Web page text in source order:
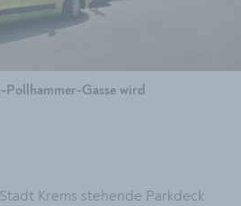
Gasse wird
Krems stehende Parkdeck